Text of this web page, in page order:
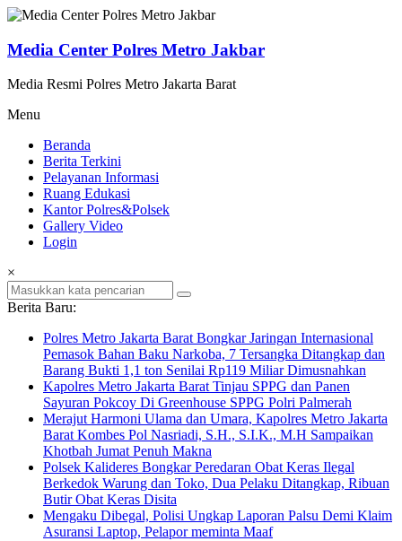
Lompat
konten
Media Center Polres Metro Jakbar
Media Resmi Polres Metro Jakarta Barat
Menu
Beranda
Berita Terkini
Pelayanan Informasi
Ruang Edukasi
Kantor Polres&Polsek
Gallery Video
Login
×
Berita Baru:
Polres Metro Jakarta Barat Bongkar Jaringan Internasional
Pemasok Bahan Baku Narkoba, 7 Tersangka Ditangkap dan
Barang Bukti 1,1 ton Senilai Rp119 Miliar Dimusnahkan
Kapolres Metro Jakarta Barat Tinjau SPPG dan Panen
Sayuran Pokcoy Di Greenhouse SPPG Polri Palmerah
Merajut Harmoni Ulama dan Umara, Kapolres Metro Jakarta
Barat Kombes Pol Nasriadi, S.H., S.I.K., M.H Sampaikan
Khotbah Jumat Penuh Makna
Polsek Kalideres Bongkar Peredaran Obat Keras Ilegal
Berkedok Warung dan Toko, Dua Pelaku Ditangkap, Ribuan
Butir Obat Keras Disita
Mengaku Dibegal, Polisi Ungkap Laporan Palsu Demi Klaim
Asuransi Laptop, Pelapor meminta Maaf